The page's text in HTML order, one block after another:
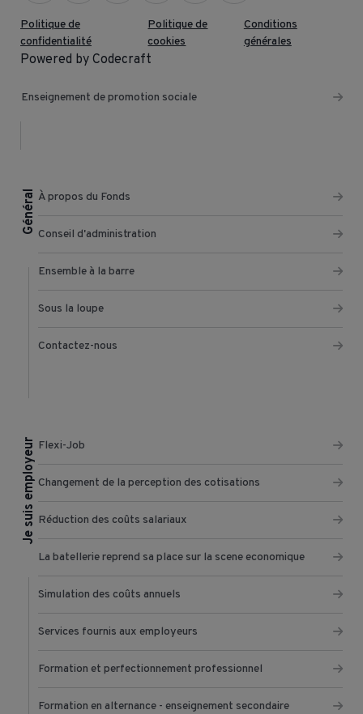
Politique de
confidentialité
Politique de
cookies
Conditions
générales
Powered by Codecraft
Enseignement de promotion sociale
Général À propos du Fonds
Conseil d'administration
Ensemble à la barre
Sous la loupe
Contactez-nous
Je suis employeur Flexi-Job
Changement de la perception des cotisations
Réduction des coûts salariaux
La batellerie reprend sa place sur la scene economique
Simulation des coûts annuels
Services fournis aux employeurs
Formation et perfectionnement professionnel
Formation en alternance - enseignement secondaire